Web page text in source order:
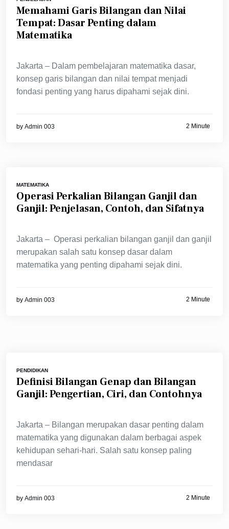
Memahami Garis Bilangan dan Nilai
Tempat: Dasar Penting dalam
Matematika
Jakarta – Dalam pembelajaran matematika dasar,
konsep garis bilangan dan nilai tempat menjadi
fondasi penting yang harus dipahami sejak dini.
by Admin 003 2 Minute
MATEMATIKA
Operasi Perkalian Bilangan Ganjil dan
Ganjil: Penjelasan, Contoh, dan Sifatnya
Jakarta – Operasi perkalian bilangan ganjil dan ganjil
merupakan salah satu konsep dasar dalam
matematika yang penting dipahami sejak dini.
by Admin 003 2 Minute
PENDIDIKAN
Definisi Bilangan Genap dan Bilangan
Ganjil: Pengertian, Ciri, dan Contohnya
Jakarta – Bilangan merupakan dasar penting dalam
matematika yang digunakan dalam berbagai aspek
kehidupan sehari-hari. Salah satu konsep paling
mendasar
by Admin 003 2 Minute